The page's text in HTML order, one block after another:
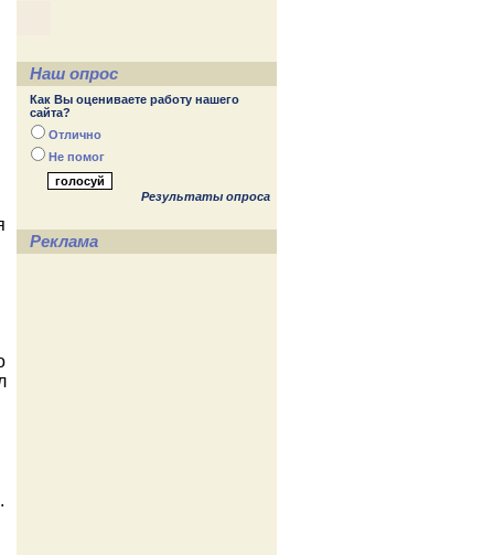
Наш опрос
Как Вы оцениваете работу нашего
сайта?
Отлично
Не помог
Результаты опроса
Реклама